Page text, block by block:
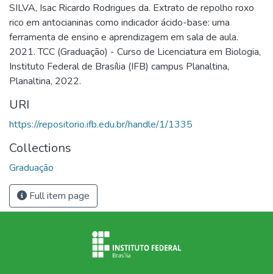
SILVA, Isac Ricardo Rodrigues da. Extrato de repolho roxo
rico em antocianinas como indicador ácido-base: uma
ferramenta de ensino e aprendizagem em sala de aula.
2021. TCC (Graduação) - Curso de Licenciatura em Biologia,
Instituto Federal de Brasília (IFB) campus Planaltina,
Planaltina, 2022.
URI
https://repositorio.ifb.edu.br/handle/1/1335
Collections
Graduação
Full item page